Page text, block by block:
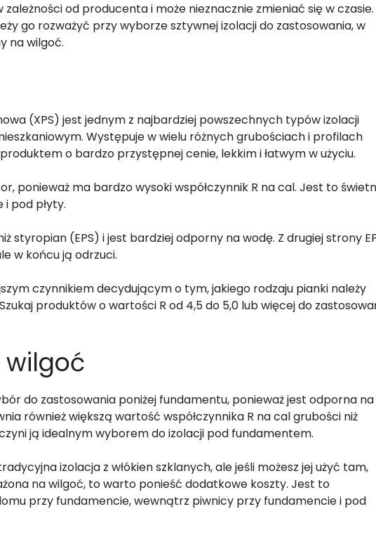
od producenta i może nieznacznie zmieniać się w czasie.
go rozważyć przy wyborze sztywnej izolacji do zastosowania, w
na wilgoć.
(XPS) jest jednym z najbardziej powszechnych typów izolacji
Występuje w wielu różnych grubościach i profilach
o bardzo przystępnej cenie, lekkim i łatwym w użyciu.
ponieważ ma bardzo wysoki współczynnik R na cal. Jest to
pod płyty.
styropian (EPS) i jest bardziej odporny na wodę. Z drugiej strony
w końcu ją odrzuci.
czynnikiem decydującym o tym, jakiego rodzaju pianki należy
produktów o wartości R od 4,5 do 5,0 lub więcej do
do zastosowania poniżej fundamentu, ponieważ jest odporna na
również większą wartość współczynnika R na cal grubości niż
ją idealnym wyborem do izolacji pod fundamentem.
izolacja z włókien szklanych, ale jeśli możesz jej użyć tam,
na wilgoć, to warto ponieść dodatkowe koszty. Jest to
przy fundamencie, wewnątrz piwnicy przy fundamencie i pod